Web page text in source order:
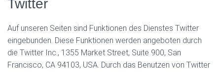
Twitter
Auf unseren Seiten sind Funktionen des Dienstes Twitter
eingebunden. Diese Funktionen werden angeboten durch
die Twitter Inc., 1355 Market Street, Suite 900, San
Francisco, CA 94103, USA. Durch das Benutzen von Twitter